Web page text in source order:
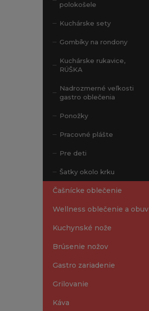
polokošele
Kuchárske sety
Gombíky na rondony
Kuchárske rukavice,
RÚŠKA
Nadrozmerné veľkosti
gastro oblečenia
Ponožky
Pracovné plášte
Pre deti
Šatky okolo krku
Čašnícke oblečenie
Wellness oblečenie a obuv
Kuchynské nože
Brúsenie nožov
Gastro zariadenie
Grilovanie
Káva